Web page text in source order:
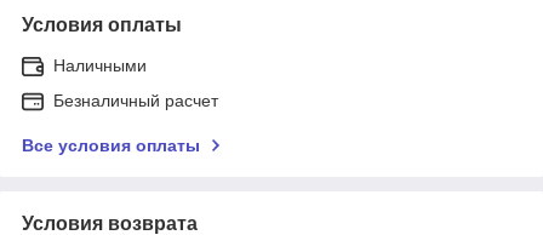
Условия оплаты
Наличными
Безналичный расчет
Все условия оплаты
Условия возврата